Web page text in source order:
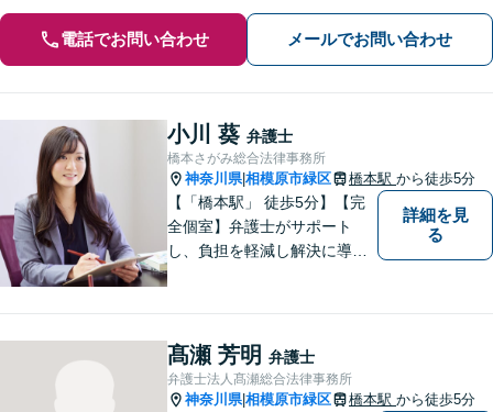
電話でお問い合わせ メールでお問い合わせ
小川 葵 弁護士
橋本さがみ総合法律事務所
神奈川県|相模原市緑区 橋本駅 から徒歩5分
【「橋本駅」 徒歩5分】【完
全個室】弁護士がサポート
し、負担を軽減し解決に導き
はご相談いただき、今後の進
め方を一緒に考えましょう。
【法テラス利用可】
詳細を見
る
髙瀬 芳明 弁護士
弁護士法人髙瀬総合法律事務所
神奈川県|相模原市緑区 橋本駅 から徒歩5分